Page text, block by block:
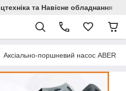
та Навісне обладнання
Аксіально-поршневий насос ABER